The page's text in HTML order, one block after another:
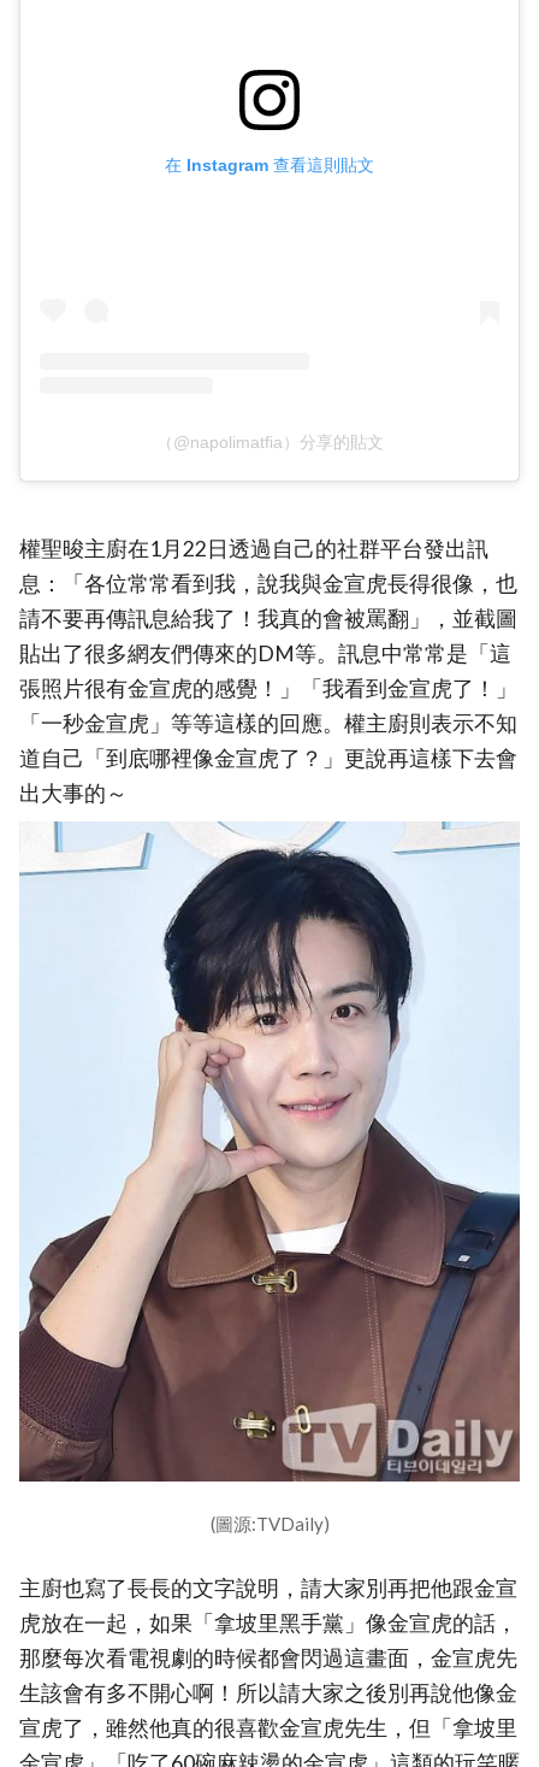
在 Instagram 查看這則貼文
（@napolimatfia）分享的貼文
權聖晙主廚在1月22日透過自己的社群平台發出訊
息：「各位常常看到我，說我與金宣虎長得很像，也
請不要再傳訊息給我了！我真的會被罵翻」，並截圖
貼出了很多網友們傳來的DM等。訊息中常常是「這
張照片很有金宣虎的感覺！」「我看到金宣虎了！」
「一秒金宣虎」等等這樣的回應。權主廚則表示不知
道自己「到底哪裡像金宣虎了？」更說再這樣下去會
出大事的～
(圖源:TVDaily)
主廚也寫了長長的文字說明，請大家別再把他跟金宣
虎放在一起，如果「拿坡里黑手黨」像金宣虎的話，
那麼每次看電視劇的時候都會閃過這畫面，金宣虎先
生該會有多不開心啊！所以請大家之後別再說他像金
宣虎了，雖然他真的很喜歡金宣虎先生，但「拿坡里